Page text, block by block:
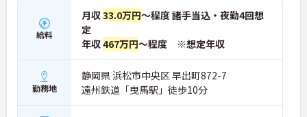
給料
月収33.0万円～程度 諸手当込・夜勤4回想
定
年収467万円～程度 ※想定年収
勤務地
静岡県 浜松市中央区 早出町872-7
遠州鉄道「曳馬駅」徒歩10分